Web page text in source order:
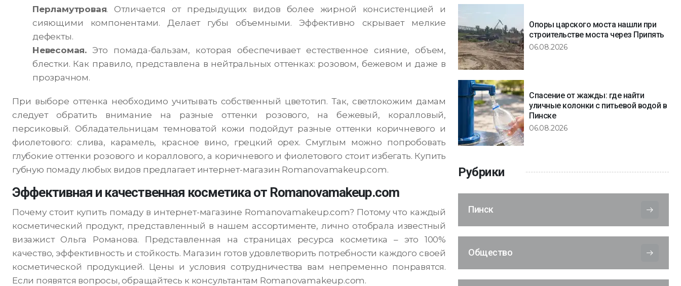
Перламутровая. Отличается от предыдущих видов более жирной консистенцией и
сияющими компонентами. Делает губы объемными. Эффективно скрывает мелкие
дефекты.
Невесомая. Это помада-бальзам, которая обеспечивает естественное сияние, объем,
блестки. Как правило, представлена в нейтральных оттенках: розовом, бежевом и даже в
прозрачном.
При выборе оттенка необходимо учитывать собственный цветотип. Так, светлокожим дамам
следует обратить внимание на разные оттенки розового, на бежевый, коралловый,
персиковый. Обладательницам темноватой кожи подойдут разные оттенки коричневого и
фиолетового: слива, карамель, красное вино, грецкий орех. Смуглым можно попробовать
глубокие оттенки розового и кораллового, а коричневого и фиолетового стоит избегать. Купить
губную помаду любых видов предлагает интернет-магазин Romanovamakeup.com.
Эффективная и качественная косметика от Romanovamakeup.com
Почему стоит купить помаду в интернет-магазине Romanovamakeup.com? Потому что каждый
косметический продукт, представленный в нашем ассортименте, лично отобрала известный
визажист Ольга Романова. Представленная на страницах ресурса косметика – это 100%
качество, эффективность и стойкость. Магазин готов удовлетворить потребности каждого своей
косметической продукцией. Цены и условия сотрудничества вам непременно понравятся.
Если появятся вопросы, обращайтесь к консультантам Romanovamakeup.com.
Опоры царского моста нашли при
строительстве моста через Припять
06.08.2026
Спасение от жажды: где найти
уличные колонки с питьевой водой в
Пинске
06.08.2026
Рубрики
Пинск
Общество